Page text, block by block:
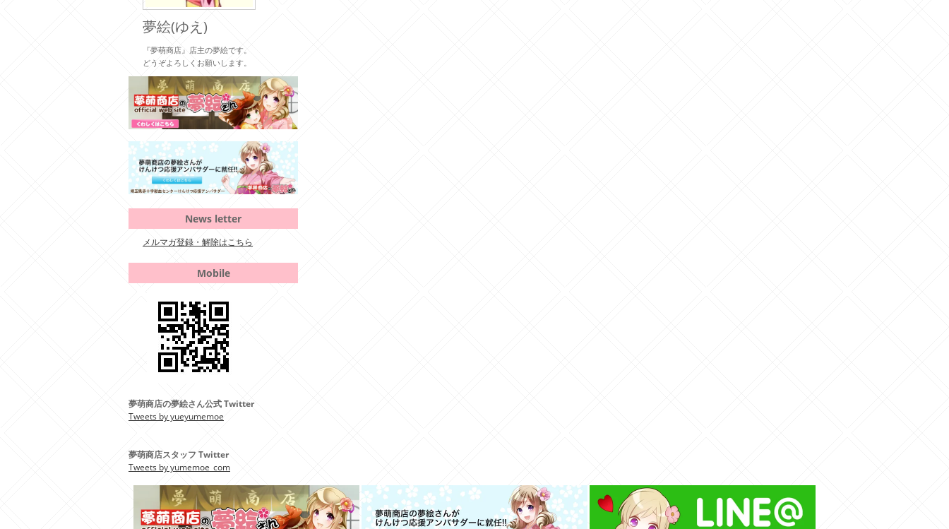
夢絵(ゆえ)
『夢萌商店』店主の夢絵です。
どうぞよろしくお願いします。
News letter
メルマガ登録・解除はこちら
Mobile
夢萌商店の夢絵さん公式 Twitter
Tweets by yueyumemoe
夢萌商店スタッフ Twitter
Tweets by yumemoe_com